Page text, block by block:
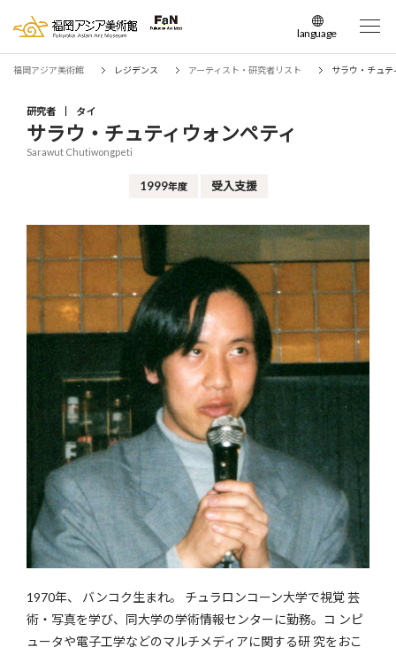
language
日本語
福岡アジア美術館 レジデンス アーティスト・研究者リスト サラウ・チュテ
研究者 タイ
サラウ・チュティウォンペティ
Sarawut Chutiwongpeti
1999年度 受入支援
1970年、 バンコク生まれ。 チュラロンコーン大学で視覚 芸
術・写真を学び、同大学の学術情報センターに勤務。コ ンピ
ュータや電子工学などのマルチメディアに関する研 究をおこ